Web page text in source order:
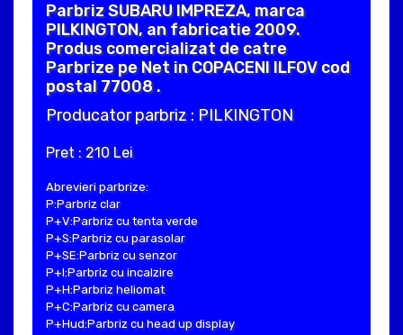
Parbriz SUBARU IMPREZA, marca
PILKINGTON, an fabricatie 2009.
Produs comercializat de catre
Parbrize pe Net in COPACENI ILFOV cod
postal 77008 .
Producator parbriz : PILKINGTON
Pret : 210 Lei
Abrevieri parbrize:
P:Parbriz clar
P+V:Parbriz cu tenta verde
P+S:Parbriz cu parasolar
P+SE:Parbriz cu senzor
P+I:Parbriz cu incalzire
P+H:Parbriz heliomat
P+C:Parbriz cu camera
P+Hud:Parbriz cu head up display